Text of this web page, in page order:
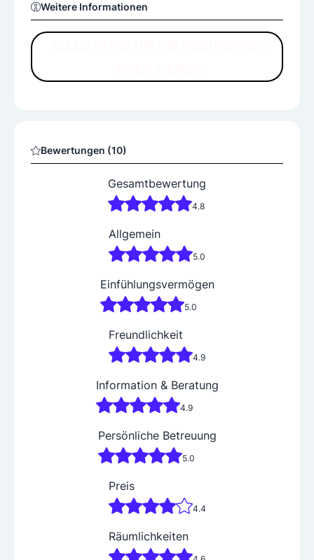
Weitere Informationen
Bewertungen (10)
Gesamtbewertung
4.8
Allgemein
5.0
Einfühlungsvermögen
5.0
Freundlichkeit
4.9
Information & Beratung
4.9
Persönliche Betreuung
5.0
Preis
4.4
Räumlichkeiten